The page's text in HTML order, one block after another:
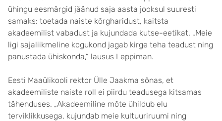
ühingu eesmärgid jäänud saja aasta jooksul suuresti
samaks: toe­tada naiste kõrgharidust, kaitsta
akadeemilist vabadust ja kujundada kutse-eetikat. „Meie
ligi sajaliikme­line kogukond jagab kirge teha teadust ning
panustada ühiskonda,“ lausus Leppiman.
Eesti Maaülikooli rektor Ülle Jaakma sõnas, et
akadeemiliste naiste roll ei piirdu teadusega kitsamas
tähenduses. „Akadeemiline mõte ühildub elu
terviklikkusega, kujundab meie kultuuriruumi ning